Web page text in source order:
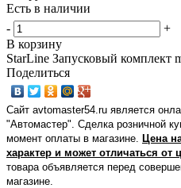
Есть в наличии
-
+
В корзину
StarLine Запусковый комплект
Поделиться
Сайт avtomaster54.ru является
"Автомастер". Сделка розничной
момент оплаты в магазине.
Цена
характер и может отличаться от
товара объявляется перед
магазине